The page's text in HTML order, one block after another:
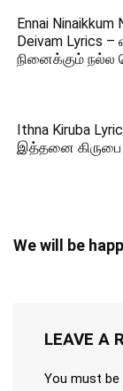
Ennai Ninaikkum
Deivam Lyrics
நினைக்கும் நல்ல
Ithna Kiruba
இத்தனை கிருபை
We will be
LEAVE A
You must be